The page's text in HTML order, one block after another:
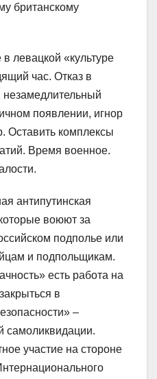
британскому
левацкой «культуре
час. Отказ в
незамедлительный
появлении, игнор
Оставить комплексы
Время военное.
антипутинская
воюют за
подполье или
и подпольщикам.
есть работа на
в
–
самоликвидации.
участие на стороне